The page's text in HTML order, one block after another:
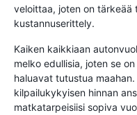
veloittaa, joten on
kustannuserittely.
Kaiken kaikkiaan
melko edullisia, joten se
haluavat tutustua
kilpailukykyisen hinnan
matkatarpeisiisi sopiva